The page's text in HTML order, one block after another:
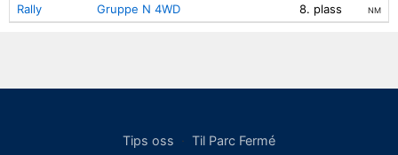
Rally Gruppe N 4WD 8. plass NM
Tips oss · Til Parc Fermé